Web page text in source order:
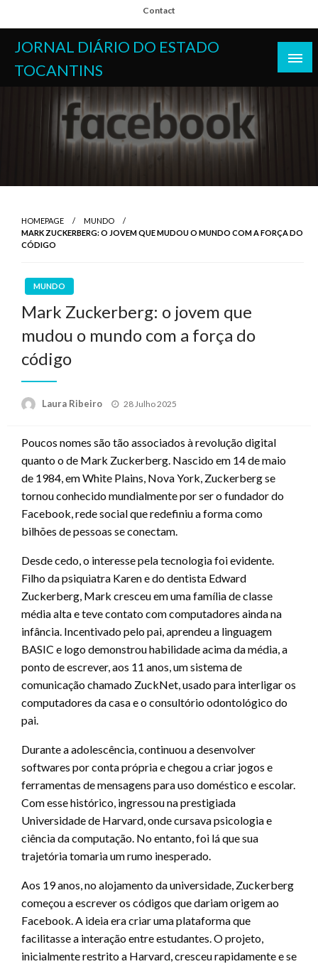
to
content
Contact
JORNAL DIÁRIO DO ESTADO
TOCANTINS
HOMEPAGE
MUNDO
MARK ZUCKERBERG: O JOVEM QUE MUDOU O MUNDO COM A FORÇA DO
CÓDIGO
MUNDO
Mark Zuckerberg: o jovem que
mudou o mundo com a força do
código
Laura Ribeiro
Posted
28 Julho 2025
Poucos nomes são tão associados à revolução digital
quanto o de Mark Zuckerberg. Nascido em 14 de maio
de 1984, em White Plains, Nova York, Zuckerberg se
tornou conhecido mundialmente por ser o fundador do
Facebook, rede social que redefiniu a forma como
bilhões de pessoas se conectam.
Desde cedo, o interesse pela tecnologia foi evidente.
Filho da psiquiatra Karen e do dentista Edward
Zuckerberg, Mark cresceu em uma família de classe
média alta e teve contato com computadores ainda na
infância. Incentivado pelo pai, aprendeu a linguagem
BASIC e logo demonstrou habilidade acima da média, a
ponto de escrever, aos 11 anos, um sistema de
comunicação chamado ZuckNet, usado para interligar os
computadores da casa e o consultório odontológico do
pai.
Durante a adolescência, continuou a desenvolver
softwares por conta própria e chegou a criar jogos e
ferramentas de mensagens para uso doméstico e escolar.
Com esse histórico, ingressou na prestigiada
Universidade de Harvard, onde cursava psicologia e
ciência da computação. No entanto, foi lá que sua
trajetória tomaria um rumo inesperado.
Aos 19 anos, no alojamento da universidade, Zuckerberg
começou a escrever os códigos que dariam origem ao
Facebook. A ideia era criar uma plataforma que
facilitasse a interação entre estudantes. O projeto,
inicialmente restrito a Harvard, cresceu rapidamente e se